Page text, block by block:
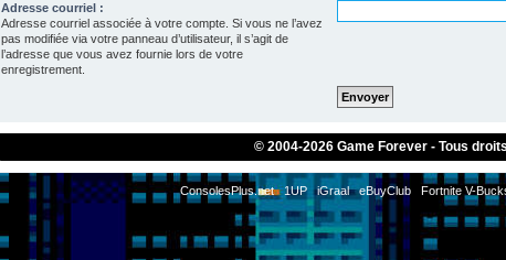
Adresse courriel :
Adresse courriel associée à votre compte. Si vous ne l’avez
pas modifiée via votre panneau d’utilisateur, il s’agit de
l’adresse que vous avez fournie lors de votre
enregistrement.
© 2004-2026 Game Forever - Tous
ConsolesPlus.net 1UP iGraal eBuyClub Fortnite V-